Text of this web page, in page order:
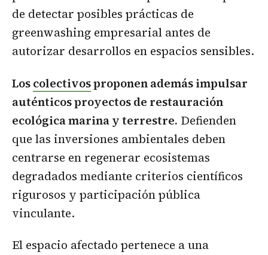
de detectar posibles prácticas de
greenwashing empresarial antes de
autorizar desarrollos en espacios sensibles.
Loscolectivosproponen además impulsar
auténticos proyectos de restauración
ecológica marina y terrestre. Defienden
que las inversiones ambientales deben
centrarse en regenerar ecosistemas
degradados mediante criterios científicos
rigurosos y participación pública
vinculante.
El espacio afectado pertenece a una